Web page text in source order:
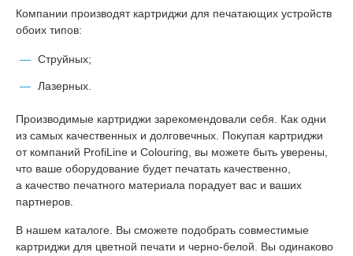
)
Компании производят картриджи для печатающих устройств
обоих типов:
Струйных;
Лазерных.
Производимые картриджи зарекомендовали себя. Как одни
из самых качественных и долговечных. Покупая картриджи
от компаний ProfiLine и Colouring, вы можете быть уверены,
что ваше оборудование будет печатать качественно,
а качество печатного материала порадует вас и ваших
партнеров.
В нашем каталоге. Вы сможете подобрать совместимые
картриджи для цветной печати и черно-белой. Вы одинаково